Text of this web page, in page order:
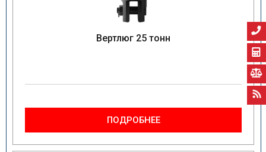
Вертлюг 25 тонн
ПОДРОБНЕЕ